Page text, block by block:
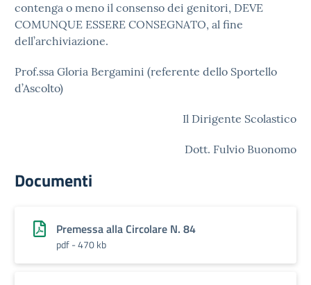
contenga o meno il consenso dei genitori, DEVE
COMUNQUE ESSERE CONSEGNATO, al fine
dell’archiviazione.
Prof.ssa Gloria Bergamini (referente dello Sportello
d’Ascolto)
Il Dirigente Scolastico
Dott. Fulvio Buonomo
Documenti
Premessa alla Circolare N. 84
pdf - 470 kb